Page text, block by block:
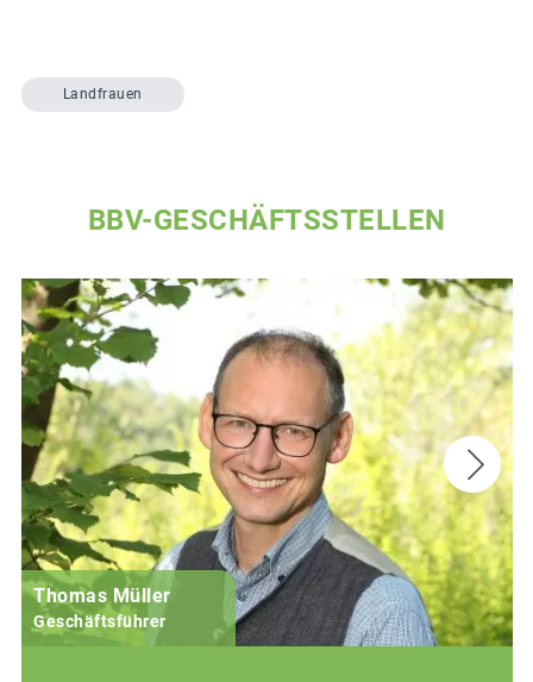
Landfrauen
BBV-GESCHÄFTSSTELLEN
Thomas Müller
Geschäftsführer